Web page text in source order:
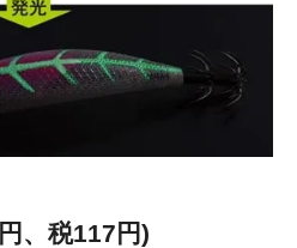
、税117円)